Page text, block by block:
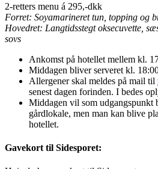
2-retters menu á 295,-dkk
Forret: Soyamarineret tun, topping og
Hovedret: Langtidsstegt oksecuvette,
sovs
Ankomst på hotellet mellem kl.
Middagen bliver serveret kl.
Allergener skal meldes på mail til
senest dagen forinden. I bedes
Middagen vil som udgangspunkt
gårdlokale, men man kan blive
hotellet.
Gavekort til Sidesporet: